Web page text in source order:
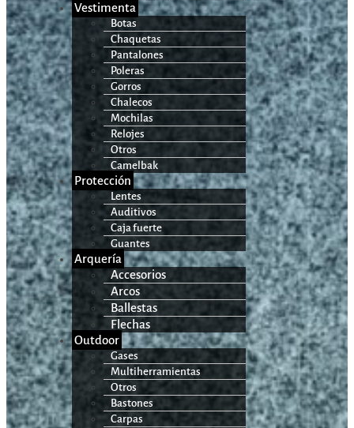
Vestimenta
Botas
Chaquetas
Pantalones
Poleras
Gorros
Chalecos
Mochilas
Relojes
Otros
Camelbak
Protección
Lentes
Auditivos
Caja fuerte
Guantes
Arquería
Accesorios
Arcos
Ballestas
Flechas
Outdoor
Gases
Multiherramientas
Otros
Bastones
Carpas